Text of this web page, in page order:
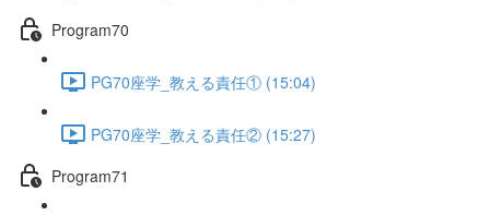
Program70
PG70座学_教える責任① (15:04)
PG70座学_教える責任② (15:27)
Program71